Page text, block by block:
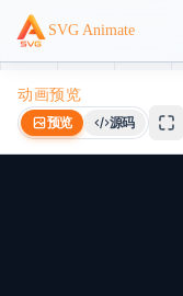
SVG Animate
动画预览
预览 源码